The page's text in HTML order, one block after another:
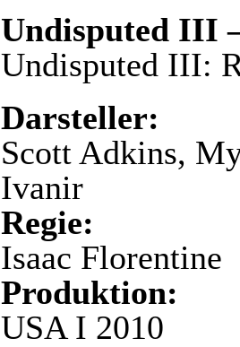
Undisputed III
Undisputed III:
Darsteller:
Scott Adkins,
Ivanir
Regie:
Isaac Florentine
Produktion:
USA I 2010